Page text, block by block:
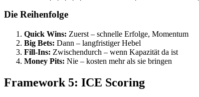
Die Reihenfolge
Quick Wins: Zuerst – schnelle Erfolge, Momentum
Big Bets: Dann – langfristiger Hebel
Fill-Ins: Zwischendurch – wenn Kapazität da ist
Money Pits: Nie – kosten mehr als sie bringen
Framework 5: ICE Scoring